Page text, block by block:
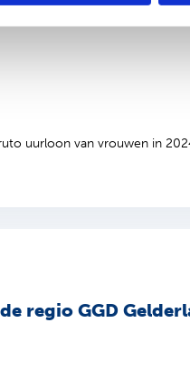
uurloon van vrouwen in
regio GGD